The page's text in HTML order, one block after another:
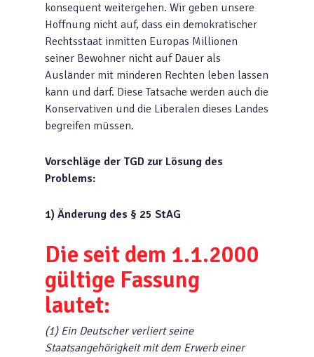
konsequent weitergehen. Wir geben unsere
Hoffnung nicht auf, dass ein demokratischer
Rechtsstaat inmitten Europas Millionen
seiner Bewohner nicht auf Dauer als
Ausländer mit minderen Rechten leben lassen
kann und darf. Diese Tatsache werden auch die
Konservativen und die Liberalen dieses Landes
begreifen müssen.
Vorschläge der TGD zur Lösung des
Problems:
1) Änderung des § 25 StAG
Die seit dem 1.1.2000
gültige Fassung
lautet:
(1) Ein Deutscher verliert seine
Staatsangehörigkeit mit dem Erwerb einer